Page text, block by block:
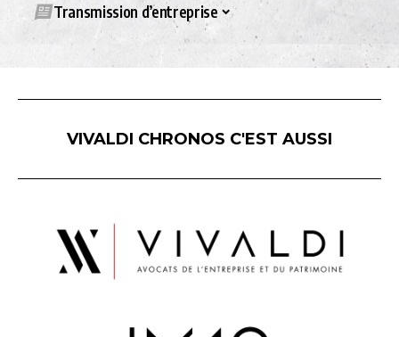
Transmission d’entreprise
VIVALDI CHRONOS C'EST AUSSI